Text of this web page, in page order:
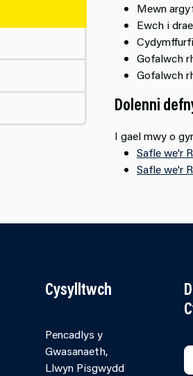
Mewn
Ewch i
Gofalwch
Gofalwch
Dolenni
I gael mwy o
Safle we'r
Safle we'r
Cysylltwch
Pencadlys y
Gwasanaeth,
Llwyn Pisgwydd